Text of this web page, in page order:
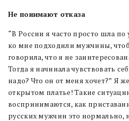
Не понимают отказа
“В России я часто просто шла
ко мне подходили мужчины,
говорила, что я не
Тогда я начинала чувствовать
надо? Что он от меня хочет?” Я
открытом платье! Такие
воспринимаются, как
русских мужчин это нормально,